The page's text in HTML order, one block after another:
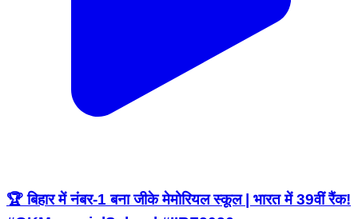
🏆 बिहार में नंबर-1 बना जीके मेमोरियल स्कूल | भारत में 39वीं रैंक!